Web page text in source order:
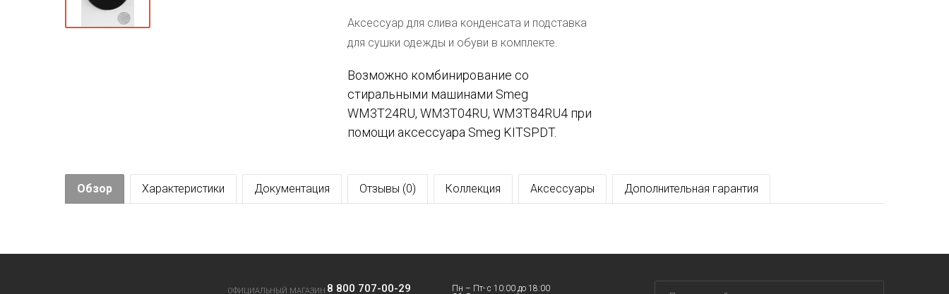
Аксессуар для слива конденсата и подставка
для сушки одежды и обуви в комплекте.
Возможно комбинирование со
стиральными машинами Smeg
WM3T24RU, WM3T04RU, WM3T84RU4 при
помощи аксессуара Smeg KITSPDT.
Обзор Характеристики Документация Отзывы (0) Коллекция Аксессуары Дополнительная гарантия
ОФИЦИАЛЬНЫЙ МАГАЗИН 8 800 707-00-29
Пн – Пт- с 10:00 до 18:00